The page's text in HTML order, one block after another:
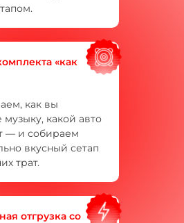
«как
как вы
музыку, какой авто
— и собираем
вкусный сетап
трат.
отгрузка со